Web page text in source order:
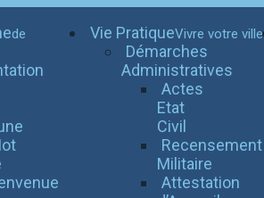
de
Vie PratiqueVivre votre ville
Démarches
Administratives
Actes
Etat
Civil
Recensement
Militaire
Attestation